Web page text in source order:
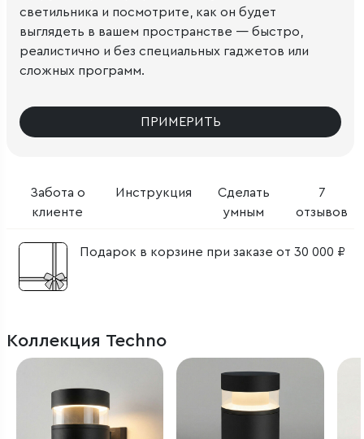
Забота о
клиенте
Инструкция
Сделать
умным
7
отзывов
Подарок в корзине при заказе от 30 000 ₽
светильника и посмотрите, как он будет
выглядеть в вашем пространстве — быстро,
реалистично и без специальных гаджетов или
сложных программ.
ПРИМЕРИТЬ
Коллекция Techno